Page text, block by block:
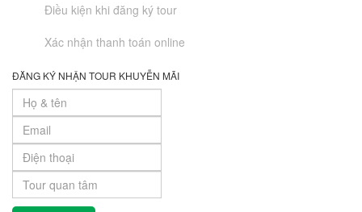
Điều kiện khi đăng ký tour
Xác nhận thanh toán online
ĐĂNG KÝ NHẬN TOUR KHUYỄN MÃI